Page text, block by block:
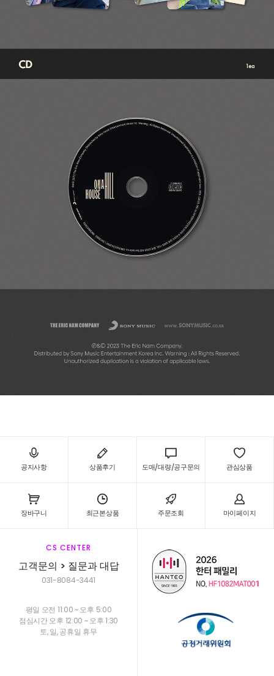
공지사항 상품후기 도매/대량/공구문의 관심상품
장바구니 최근본상품 주문조회 마이페이지
CS CENTER
고객문의 > 질문과 대답
031-8084-3441
평일 오전 11:00 ~ 오후 5:00
점심시간 오후 12:00 ~ 오후 1:30
토, 일, 공휴일 휴무